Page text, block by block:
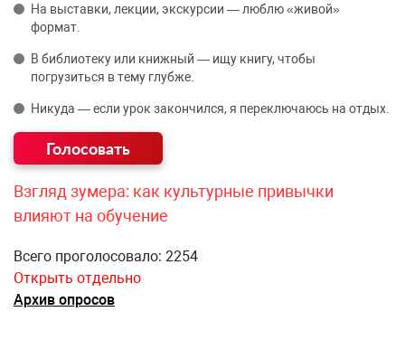
На выставки, лекции, экскурсии — люблю «живой»
формат.
В библиотеку или книжный — ищу книгу, чтобы
погрузиться в тему глубже.
Никуда — если урок закончился, я переключаюсь на отдых.
Взгляд зумера: как культурные привычки
влияют на обучение
Всего проголосовало: 2254
Открыть отдельно
Архив опросов